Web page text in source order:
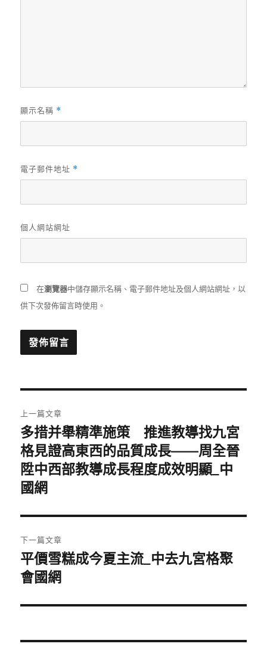
顯示名稱 *
電子郵件地址 *
個人網站網址
在瀏覽器中儲存顯示名稱、電子郵件地址及個人網站網址，以
供下次發佈留言時使用。
章
導
覽
上一篇文章
上
一
篇
文
章:
多措并舉精準施策 推進教導找九宮
格見證高東西的品質成長——周全晉
陞中西部教導成長程度成效明顯_中
國網
下一篇文章
下
一
文
平價雪糕成今夏主流_中去九宮格聚
會國網